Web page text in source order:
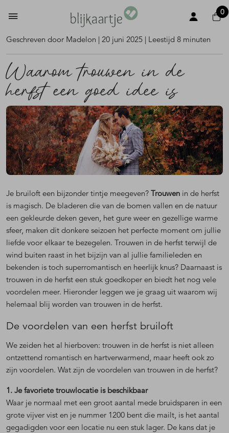
0
Geschreven door Madelon | 20 juni 2025 | Leestijd 8 minuten
Waarom trouwen in de
herfst een goed idee is
Je bruiloft een bijzonder tintje meegeven? Trouwen in de herfst
is magisch. De bladeren die van de bomen vallen en de natuur
een gekleurde deken geven, het gure weer en gezellige warme
sfeer, maken dit donkere seizoen het perfecte moment om jullie
liefde voor elkaar te bezegelen. Trouwen in de herfst terwijl de
wind buiten raast in het bijzijn van al jullie familieleden en
bekenden is toch superromantisch en heerlijk knus? Daarnaast is
trouwen in de herfst een stuk goedkoper en biedt het nog vele
voordelen meer. Hieronder leggen we je graag uit waarom wij
helemaal blij worden van trouwen in de herfst.
De voordelen van een herfst bruiloft
We zeiden het al hierboven: trouwen in de herfst is niet alleen
ontzettend romantisch en hartverwarmend, maar heeft ook zo
zijn voordelen. Wat zijn de voordelen van trouwen in de herfst?
1. Je favoriete trouwlocatie is beschikbaar
Waar je normaal met een groot aantal mede bruidsparen in een
grote vijver vist en je nummer 1200 bent die mailt, is het aantal
gegadigden voor een locatie nu een stuk lager. De kans dat je